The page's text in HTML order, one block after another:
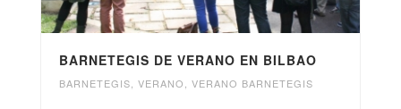
BARNETEGIS DE VERANO EN BILBAO
BARNETEGIS VERANO VERANO BARNETEGIS